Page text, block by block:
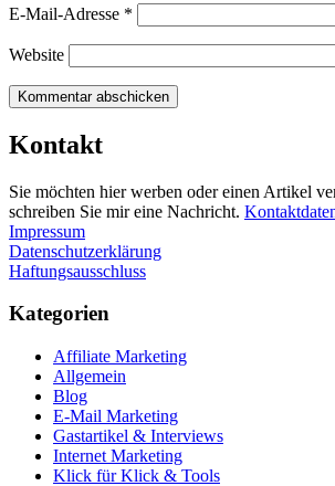
E-Mail-Adresse *
Website
Kontakt
Sie möchten hier werben oder einen Artikel
schreiben Sie mir eine Nachricht.
Impressum
Datenschutzerklärung
Haftungsausschluss
Kategorien
Affiliate Marketing
Allgemein
Blog
E-Mail Marketing
Gastartikel & Interviews
Internet Marketing
Klick für Klick & Tools